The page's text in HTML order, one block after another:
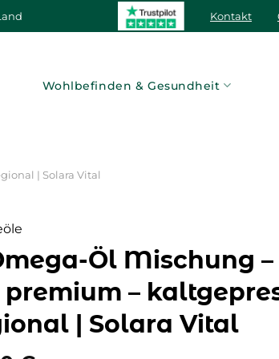
Kontakt
Wohlbefinden & Gesundheit
| Solara Vital
Öl Mischung –
premium –
| Solara Vital